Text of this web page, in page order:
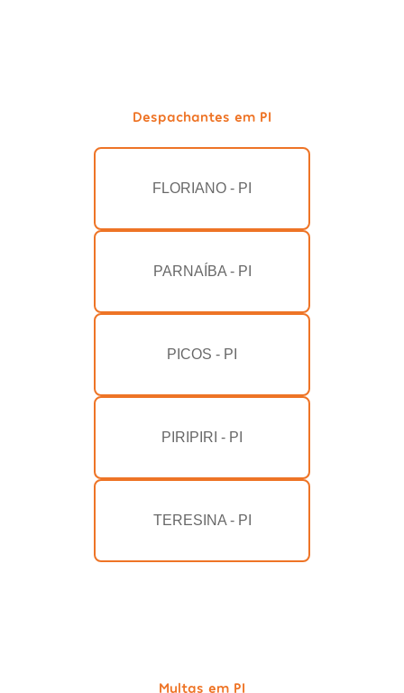
Despachantes em PI
FLORIANO - PI
PARNAÍBA - PI
PICOS - PI
PIRIPIRI - PI
TERESINA - PI
Multas em PI